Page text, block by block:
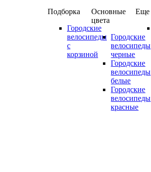
Подборка
Городские
велосипеды
с
корзиной
Основные
цвета
Городские
велосипеды
черные
Городские
велосипеды
белые
Городские
велосипеды
красные
Еще